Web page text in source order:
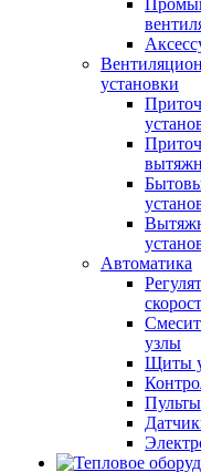
установки
Автоматика
узлы
Щиты